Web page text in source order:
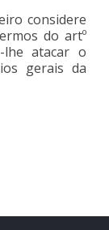
considere
do artº
lhe atacar o
gerais da